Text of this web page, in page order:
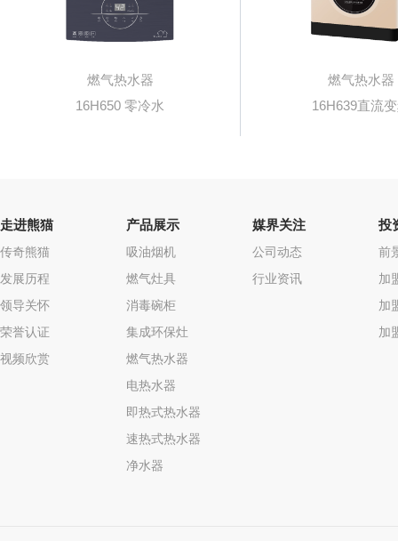
燃气热水器
16H650 零冷水
燃气热水器
16H639直流
走进熊猫
传奇熊猫
发展历程
领导关怀
荣誉认证
视频欣赏
产品展示
吸油烟机
燃气灶具
消毒碗柜
集成环保灶
燃气热水器
电热水器
即热式热水器
速热式热水器
净水器
媒界关注
公司动态
行业资讯
投
前
加
加
加